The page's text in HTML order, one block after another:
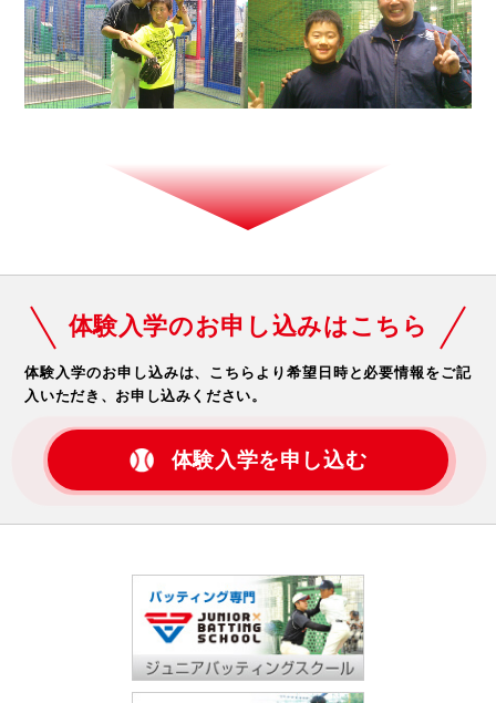
体験入学のお申し込みはこちら
体験入学のお申し込みは、こちらより希望日時と必要情報をご記
入いただき、お申し込みください。
体験入学を申し込む